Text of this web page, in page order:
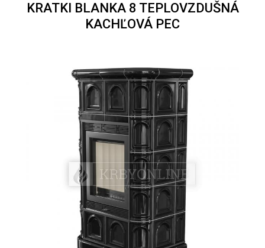
KRATKI BLANKA 8 TEPLOVZDUŠNÁ
KACHĽOVÁ PEC